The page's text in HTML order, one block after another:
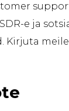
e ja
Kirjuta